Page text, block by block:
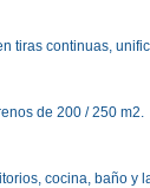
tiras continuas,
de 200 / 250 m2.
cocina, baño y